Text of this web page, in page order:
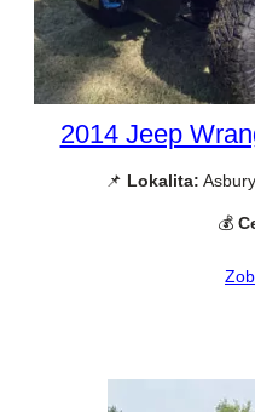
2014 Jeep
📌 Lokalita:
💰